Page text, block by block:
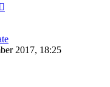
2017, 18:25